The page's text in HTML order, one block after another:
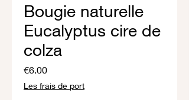
Bougie naturelle
Eucalyptus cire de
colza
€6.00Price
Les frais de port